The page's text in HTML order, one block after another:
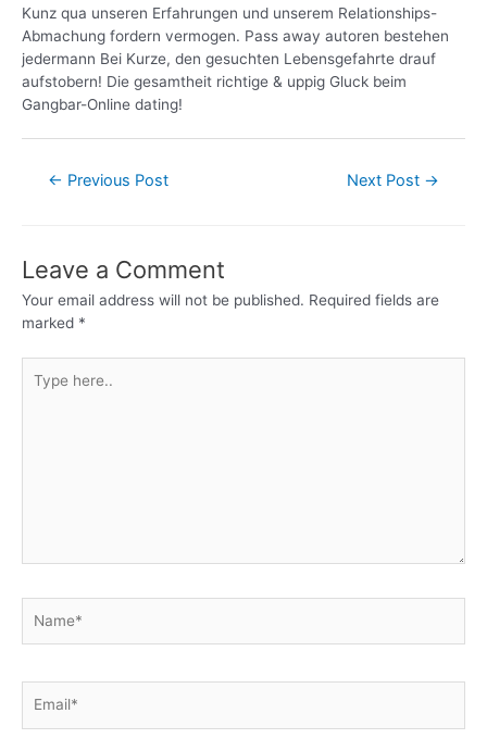
Kunz qua unseren Erfahrungen und unserem Relationships-
Abmachung fordern vermogen. Pass away autoren bestehen
jedermann Bei Kurze, den gesuchten Lebensgefahrte drauf
aufstobern! Die gesamtheit richtige & uppig Gluck beim
Gangbar-Online dating!
← Previous Post Next Post →
Leave a Comment
Your email address will not be published. Required fields are
marked *